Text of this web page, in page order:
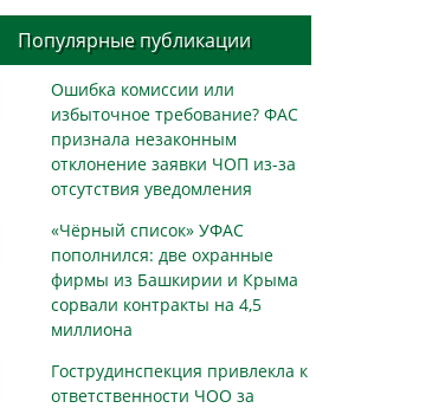
Популярные публикации
Ошибка комиссии или
избыточное требование? ФАС
признала незаконным
отклонение заявки ЧОП из-за
отсутствия уведомления
«Чёрный список» УФАС
пополнился: две охранные
фирмы из Башкирии и Крыма
сорвали контракты на 4,5
миллиона
Гострудинспекция привлекла к
ответственности ЧОО за